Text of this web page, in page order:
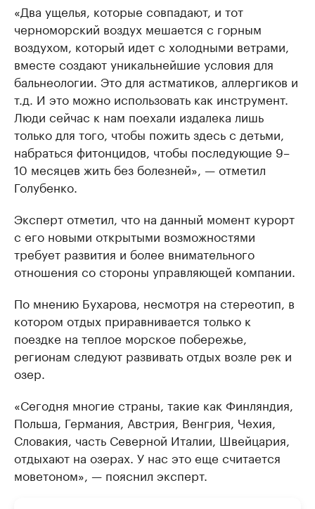
«Два ущелья, которые совпадают, и тот
черноморский воздух мешается с горным
воздухом, который идет с холодными ветрами,
вместе создают уникальнейшие условия для
бальнеологии. Это для астматиков, аллергиков и
т.д. И это можно использовать как инструмент.
Люди сейчас к нам поехали издалека лишь
только для того, чтобы пожить здесь с детьми,
набраться фитонцидов, чтобы последующие 9–
10 месяцев жить без болезней», — отметил
Голубенко.
Эксперт отметил, что на данный момент курорт
с его новыми открытыми возможностями
требует развития и более внимательного
отношения со стороны управляющей компании.
По мнению Бухарова, несмотря на стереотип, в
котором отдых приравнивается только к
поездке на теплое морское побережье,
регионам следуют развивать отдых возле рек и
озер.
«Сегодня многие страны, такие как Финляндия,
Польша, Германия, Австрия, Венгрия, Чехия,
Словакия, часть Северной Италии, Швейцария,
отдыхают на озерах. У нас это еще считается
моветоном», — пояснил эксперт.